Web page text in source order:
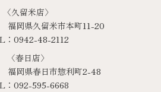
〈久留米店〉
岡県久留米市本町11-20
：0942-48-2112
〈春日店〉
福岡県春日市惣利町2-48
：092-595-6668